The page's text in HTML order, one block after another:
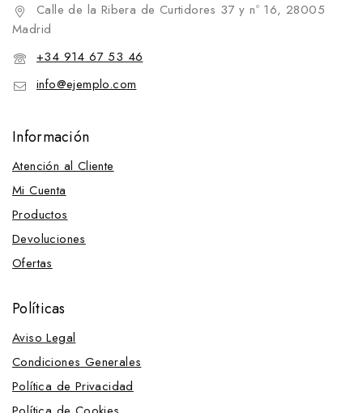
Calle de la Ribera de Curtidores 37 y nº 16, 28005
Madrid
+34 914 67 53 46
info@ejemplo.com
Información
Atención al Cliente
Mi Cuenta
Productos
Devoluciones
Ofertas
Políticas
Aviso Legal
Condiciones Generales
Política de Privacidad